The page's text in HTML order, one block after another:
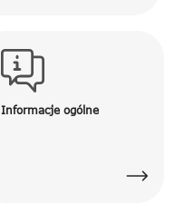
Informacje ogólne